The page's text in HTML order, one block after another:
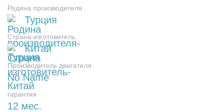
Родина производителя
Турция
Страна изготовитель
Китай
Производитель двигателя
No Name
гарантия
12 мес.